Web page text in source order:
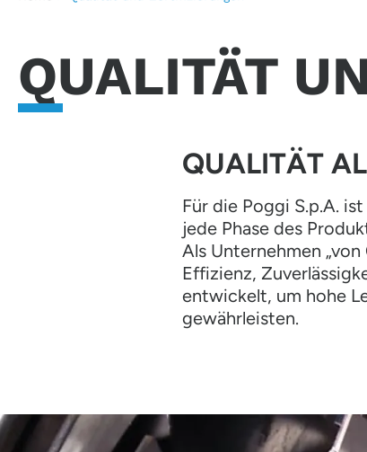
QUALITÄT
QUALITÄT
Für die Poggi S.p.A.
jede Phase des
Als Unternehmen
Effizienz,
entwickelt, um hohe
gewährleisten.